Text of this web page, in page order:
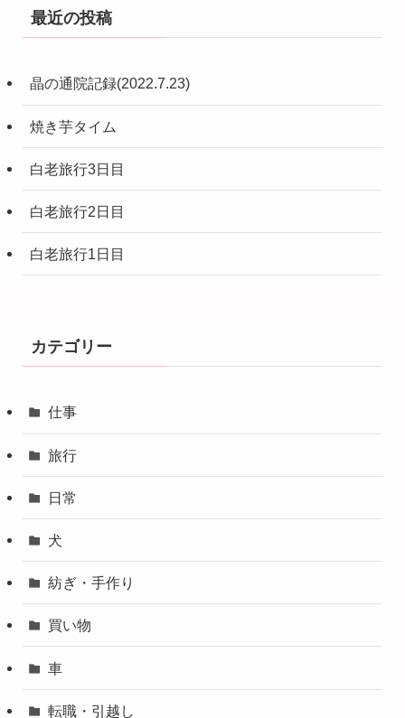
最近の投稿
晶の通院記録(2022.7.23)
焼き芋タイム
白老旅行3日目
白老旅行2日目
白老旅行1日目
カテゴリー
仕事
旅行
日常
犬
紡ぎ・手作り
買い物
車
転職・引越し